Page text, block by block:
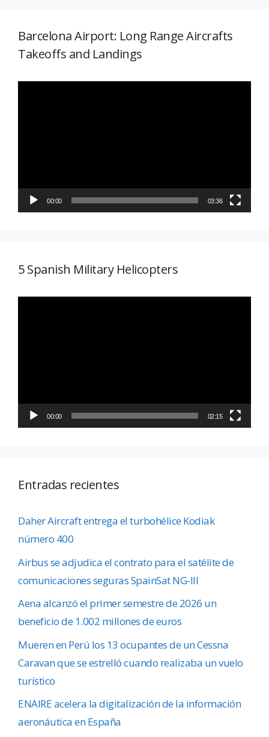
Barcelona Airport: Long Range Aircrafts
Takeoffs and Landings
00:00 03:36
5 Spanish Military Helicopters
00:00 02:15
Entradas recientes
Daher Aircraft entrega el turbohélice Kodiak
número 400
Airbus se adjudica el contrato para el satélite de
comunicaciones seguras SpainSat NG-III
Aena alcanzó el primer semestre de 2026 un
beneficio de 1.002 millones de euros
Mueren en Perú los 13 ocupantes de un Cessna
Caravan que se estrelló cuando realizaba un vuelo
turístico
ENAIRE acelera la digitalización de la información
aeronáutica en España